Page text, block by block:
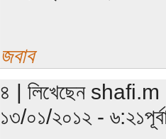
জবাব
৪ | লিখেছেন shafi.m
১৩/০১/২০১২ -